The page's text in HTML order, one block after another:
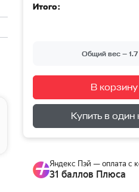
Итого:
Общий вес —1.7
В корзину
Перейти в корзину
Купить в один